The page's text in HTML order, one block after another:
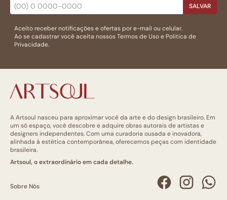
SALVAR
Aceito receber notificações e ofertas por e-mail ou celular.
Ao se cadastrar você aceita nossosTermos de Usoe Politica de
Privacidade.
A Artsoul nasceu para aproximar você da arte e do design brasileiro. Em
um só espaço, você descobre e adquire obras autorais de artistas e
designers independentes. Com uma curadoria ousada e inovadora,
alinhada à estética contemporânea, oferecemos peças com identidade
brasileira.
Artsoul, o extraordinário em cada detalhe.
Sobre Nós